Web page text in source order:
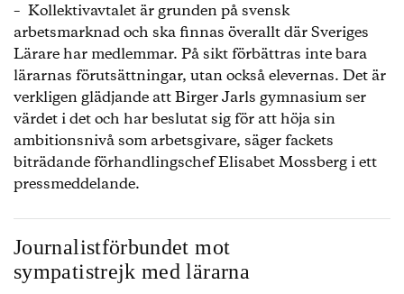
– Kollektivavtalet är grunden på svensk
arbetsmarknad och ska finnas överallt där Sveriges
Lärare har medlemmar. På sikt förbättras inte bara
lärarnas förutsättningar, utan också elevernas. Det är
verkligen glädjande att Birger Jarls gymnasium ser
värdet i det och har beslutat sig för att höja sin
ambitionsnivå som arbetsgivare, säger fackets
biträdande förhandlingschef Elisabet Mossberg i ett
pressmeddelande.
Journalistförbundet mot
sympatistrejk med lärarna